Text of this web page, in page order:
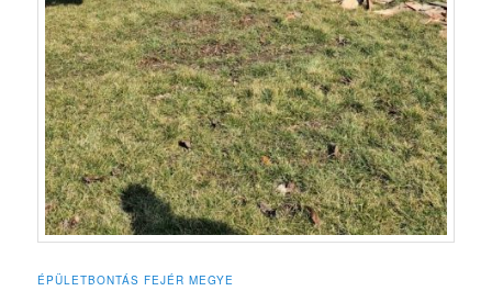
ÉPÜLETBONTÁS FEJÉR MEGYE